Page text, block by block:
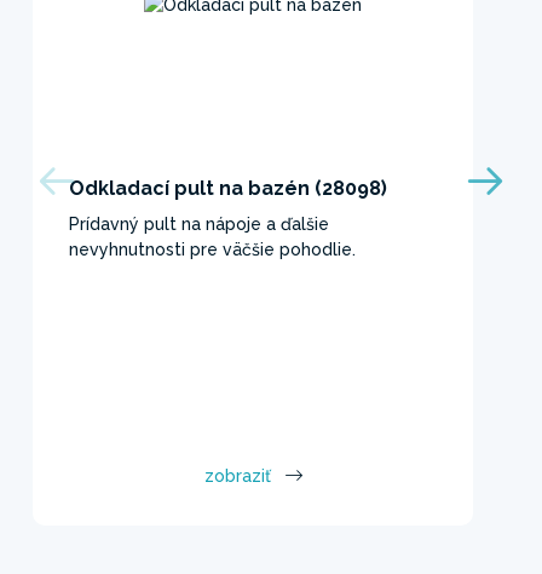
Odkladací pult na bazén (28098)
Prídavný pult na nápoje a ďalšie
nevyhnutnosti pre väčšie pohodlie.
zobraziť